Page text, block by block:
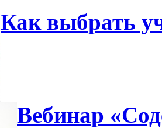
Как выбрать
Вебинар